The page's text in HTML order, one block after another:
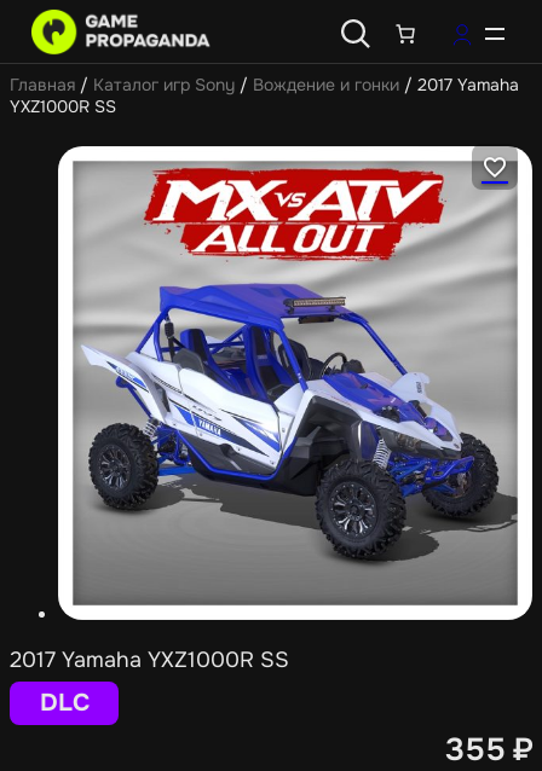
Главная / Каталог игр Sony / Вождение и гонки / 2017 Yamaha
YXZ1000R SS
2017 Yamaha YXZ1000R SS
DLC
355 ₽